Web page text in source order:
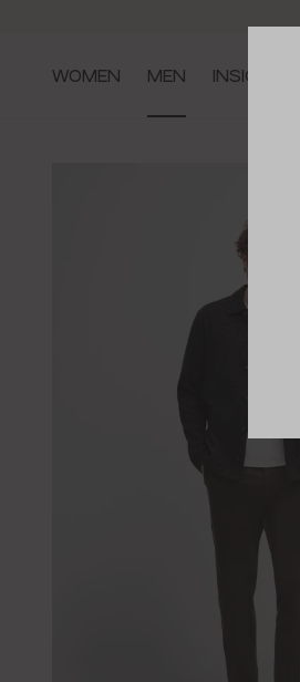
Zur Hauptnavigation springen
WOMEN MEN INSIGHTS